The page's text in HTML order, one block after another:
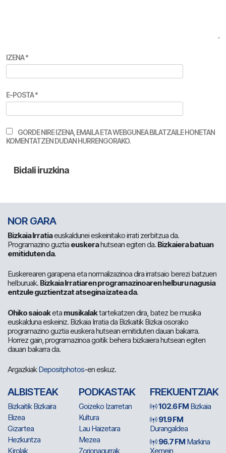
IZENA*
E-POSTA*
GORDE NIRE IZENA, EMAILA ETA WEBGUNEA BILATZAILE HONETAN
KOMENTATZEN DUDAN HURRENGORAKO.
NOR GARA
Bizkaia Irratiaeuskaldunei eskeinitako irrati zerbitzua da.
Programazino guztia euskerahutsean egiten da. Bizkaiera batuan
emitiduten da.
Euskerearen garapena eta normalizazinoa dira irratsaio berezi batzuen
helburuak. Bizkaia Irratiaren programazinoaren helburu nagusia
entzule guztientzat atsegina izatea da.
Ohiko saioaketa musikalaktartekatzen dira, batez be musika
euskalduna eskeiniz. Bizkaia Irratia da Bizkaitik Bizkai osorako
programazino guztia euskera hutsean emitiduten dauan bakarra.
Horrez gain, programazinoa goitik behera bizkaiera hutsean egiten
dauan bakarra da.
ArgazkiakDepositphotos-en eskuz.
ALBISTEAK
Bizkaitik Bizkaira
Elizea
Gizartea
Hezkuntza
Kirolak
PODKASTAK
Goizeko Izarretan
Kultura
Lau Haizetara
Mezea
Zorionagurrak
FREKUENTZIAK
102.6 FM Bizkaia
91.9 FM
Durangaldea
96.7 FM Markina
Xemein